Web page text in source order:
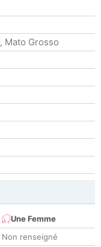
, Mato Grosso
Une Femme
Non renseigné